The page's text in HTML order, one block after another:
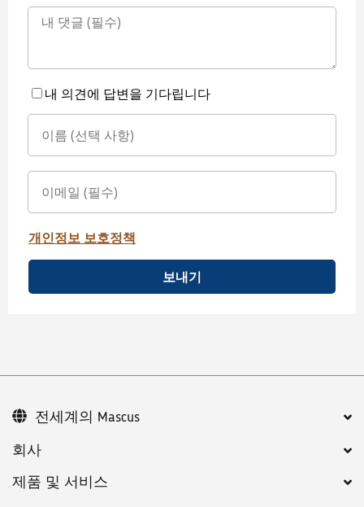
내 의견에 답변을 기다립니다
개인정보 보호정책
보내기
회사
제품 및 서비스
전세계의 Mascus